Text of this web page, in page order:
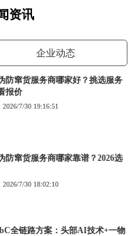
资讯
企业动态
防窜货服务商哪家好？挑选服务
报价
7/30 19:16:51
防窜货服务商哪家靠谱？2026选
7/30 18:02:10
全链路方案：头部AI技术+一物